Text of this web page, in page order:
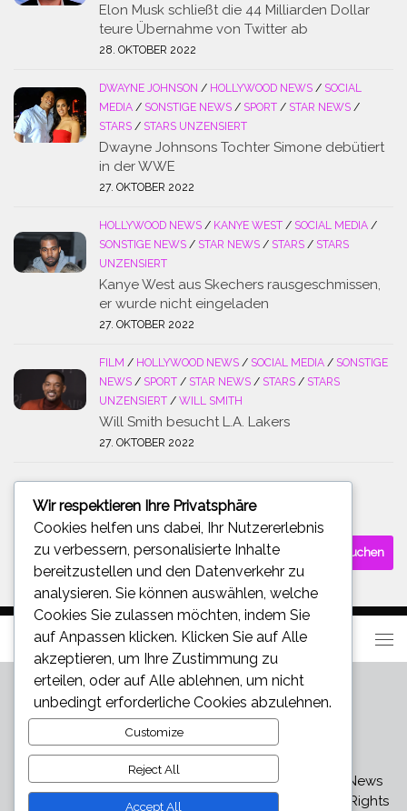
Elon Musk schließt die 44 Milliarden Dollar
teure Übernahme von Twitter ab
28. OKTOBER 2022
DWAYNE JOHNSON / HOLLYWOOD NEWS / SOCIAL
MEDIA / SONSTIGE NEWS / SPORT / STAR NEWS /
STARS / STARS UNZENSIERT
Dwayne Johnsons Tochter Simone debütiert
in der WWE
27. OKTOBER 2022
HOLLYWOOD NEWS / KANYE WEST / SOCIAL MEDIA /
SONSTIGE NEWS / STAR NEWS / STARS / STARS
UNZENSIERT
Kanye West aus Skechers rausgeschmissen,
er wurde nicht eingeladen
27. OKTOBER 2022
FILM / HOLLYWOOD NEWS / SOCIAL MEDIA / SONSTIGE
NEWS / SPORT / STAR NEWS / STARS / STARS
UNZENSIERT / WILL SMITH
Will Smith besucht L.A. Lakers
27. OKTOBER 2022
SUCHE
Suchen
nach:
Star und Promi News - Aktuelle Bilder, Videos und News
über den neuesten Klatsch und Tratsch © 2026. All Rights
Wir respektieren Ihre Privatsphäre
Cookies helfen uns dabei, Ihr Nutzererlebnis
zu verbessern, personalisierte Inhalte
bereitzustellen und den Datenverkehr zu
analysieren. Sie können auswählen, welche
Cookies Sie zulassen möchten, indem Sie
auf Anpassen klicken. Klicken Sie auf Alle
akzeptieren , um Ihre Zustimmung zu
erteilen, oder auf Alle ablehnen , um nicht
unbedingt erforderliche Cookies abzulehnen.
Customize
Reject All
Accept All